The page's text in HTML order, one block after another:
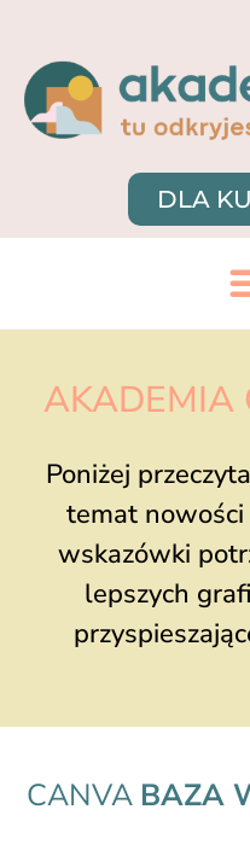
DLA
AKADEMIA
Poniżej
temat
wskazówki
lepszych
CANVA BAZA